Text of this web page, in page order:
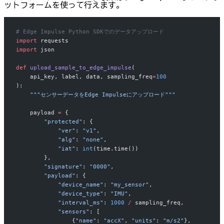
ットフォームを使って行えます。
# Edge Impulse Python SDKでのデータアップロード
import requests
import json
def upload_sample_to_edge_impulse (
    api_key, label, data, sampling_freq
=100
):
    """センサーデータをEdge Impulseにアップロード"""
    payload
= {
        "protected"
: {
            "ver"
: "v1" ,
            "alg"
: "none" ,
            "iat"
: int (time.time())
        },
        "signature"
: "0000" ,
        "payload"
: {
            "device_name"
: "my_sensor" ,
            "device_type"
: "IMU" ,
            "interval_ms"
: 1000 / sampling_freq,
            "sensors"
: [
                {
"name" : "accX" , "units" : "m/s2" },